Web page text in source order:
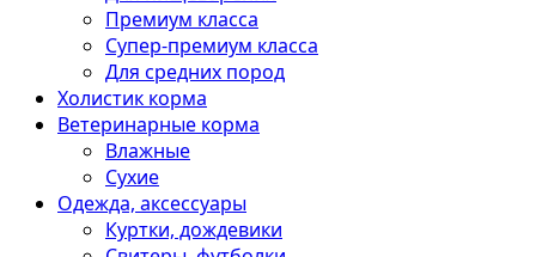
Премиум класса
Супер-премиум класса
Для средних пород
Холистик корма
Ветеринарные корма
Влажные
Сухие
Одежда, аксессуары
Куртки, дождевики